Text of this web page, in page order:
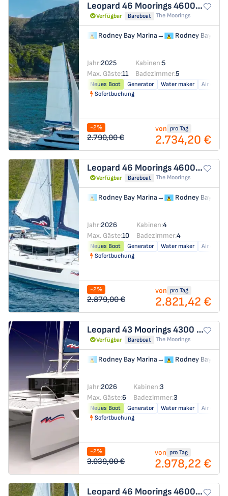
Leopard 46 Moorings 4600 - 5
Verfügbar Bareboat The Moorings
Rodney Bay Marina→ Rodney Bay
Jahr:2025 Kabinen:5
Max. Gäste:11 Badezimmer:5
Neues Boot Generator Water maker
Air
Sofortbuchung
-2%
2.790,00 €
von pro Tag
2.734,20 €
Leopard 46 Moorings 4600 - 4
Verfügbar Bareboat The Moorings
Rodney Bay Marina→ Rodney Bay
Jahr:2026 Kabinen:4
Max. Gäste:10 Badezimmer:4
Neues Boot Generator Water maker
Air
Sofortbuchung
-2%
2.879,00 €
von pro Tag
2.821,42 €
Leopard 43 Moorings 4300 - 3
Verfügbar Bareboat The Moorings
Rodney Bay Marina→ Rodney Bay
Jahr:2026 Kabinen:3
Max. Gäste:6 Badezimmer:3
Neues Boot Generator Water maker
Air
Sofortbuchung
-2%
3.039,00 €
von pro Tag
2.978,22 €
Leopard 46 Moorings 4600 - 4